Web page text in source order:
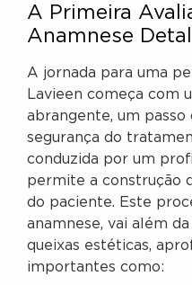
A Primeira
Anamnese
A jornada para uma
Lavieen começa com
abrangente, um passo
segurança do
conduzida por um
permite a construção
do paciente. Este
anamnese, vai além
queixas estéticas,
importantes como: